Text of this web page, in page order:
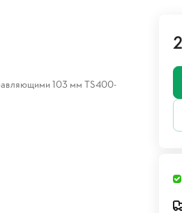
103 мм TS400-